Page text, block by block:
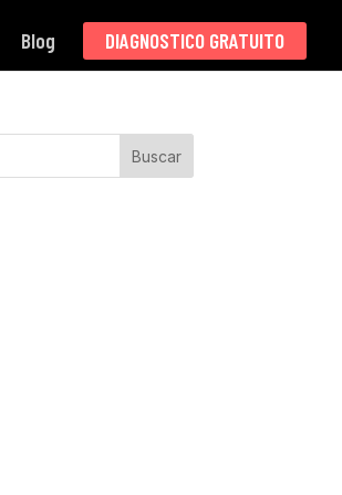
Blog DIAGNOSTICO GRATUITO
Buscar